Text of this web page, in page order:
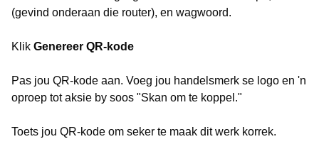
(gevind onderaan die router), en wagwoord.
Klik Genereer QR-kode
Pas jou QR-kode aan. Voeg jou handelsmerk se logo en 'n
oproep tot aksie by soos "Skan om te koppel."
Toets jou QR-kode om seker te maak dit werk korrek.